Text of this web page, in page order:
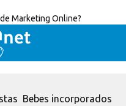
Marketing Online?
Bebes incorporados